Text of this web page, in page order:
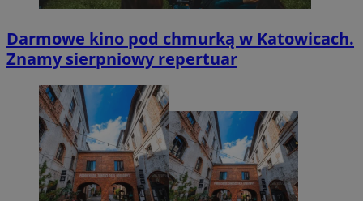
Darmowe kino pod chmurką w Katowicach.
Znamy sierpniowy repertuar